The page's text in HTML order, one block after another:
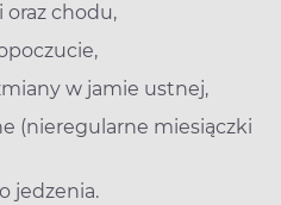
chodu,
w jamie ustnej,
(nieregularne miesiączki
jedzenia.